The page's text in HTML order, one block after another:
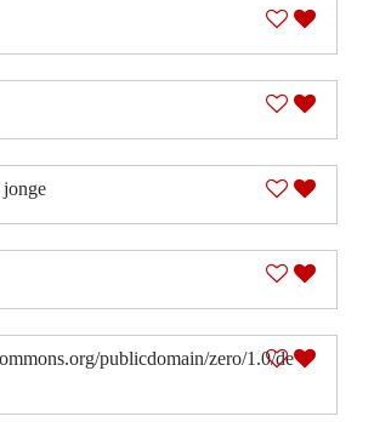
jonge
publicdomain/zero/1.0/de